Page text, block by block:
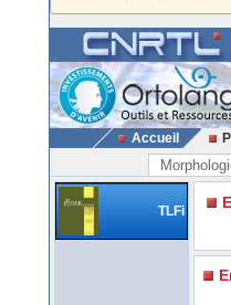
Accueil
TLFi